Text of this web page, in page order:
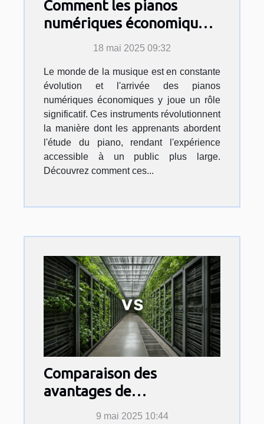
Comment les pianos
numériques économiques
révolutionnent
musique
18 mai 2025 09:32
Le monde de la musique est en constante
évolution et l'arrivée des pianos
numériques économiques y joue un rôle
significatif. Ces instruments révolutionnent
la manière dont les apprenants abordent
l'étude du piano, rendant l'expérience
accessible à un public plus large.
Découvrez comment ces...
Comparaison des
avantages de
l'hébergement web
9 mai 2025 10:44